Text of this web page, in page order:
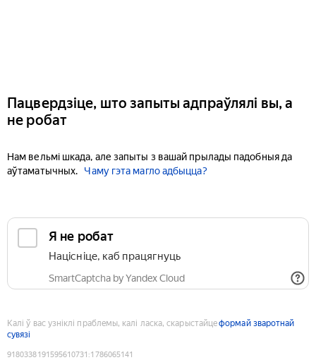
Пацвердзіце, што запыты адпраўлялі вы, а
не робат
Нам вельмі шкада, але запыты з вашай прылады падобныя да
аўтаматычных.
Чаму гэта магло адбыцца?
Я не робат
Націсніце, каб працягнуць
SmartCaptcha by Yandex Cloud
Калі ў вас узніклі праблемы, калі ласка, скарыстайцеформай зваротнай
сувязі
9180338191595610731 :1786065141